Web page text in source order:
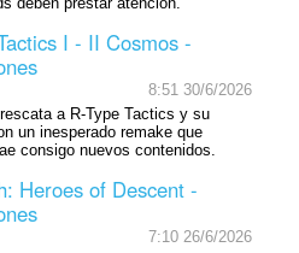
I - II Cosmos -
8:51 30/6/2026
a R-Type Tactics y su
un inesperado remake que
consigo nuevos contenidos.
Heroes of Descent -
7:10 26/6/2026